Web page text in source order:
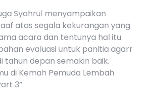
Syahrul menyampaikan
atas segala kekurangan yang
acara dan tentunya hal itu
evaluasi untuk panitia agarr
tahun depan semakin baik.
di Kemah Pemuda Lembah
3”